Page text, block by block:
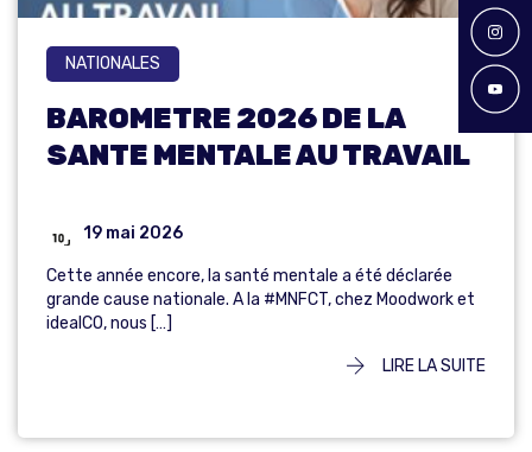
NATIONALES
BAROMETRE 2026 DE LA
SANTE MENTALE AU TRAVAIL
19 mai 2026
Cette année encore, la santé mentale a été déclarée
grande cause nationale. A la #MNFCT, chez Moodwork et
idealCO, nous […]
LIRE LA SUITE